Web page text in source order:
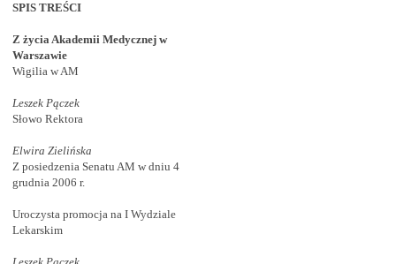
SPIS TREŚCI
Z życia Akademii Medycznej w
Warszawie
Wigilia w AM
Leszek Pączek
Słowo Rektora
Elwira Zielińska
Z posiedzenia Senatu AM w dniu 4
grudnia 2006 r.
Uroczysta promocja na I Wydziale
Lekarskim